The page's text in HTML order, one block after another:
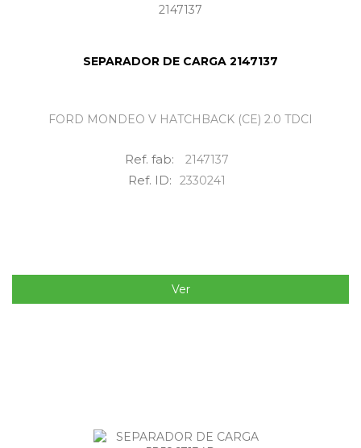
SEPARADOR DE CARGA 2147137
FORD MONDEO V HATCHBACK (CE) 2.0 TDCI
Ref. fab: 2147137
Ref. ID: 2330241
Ver